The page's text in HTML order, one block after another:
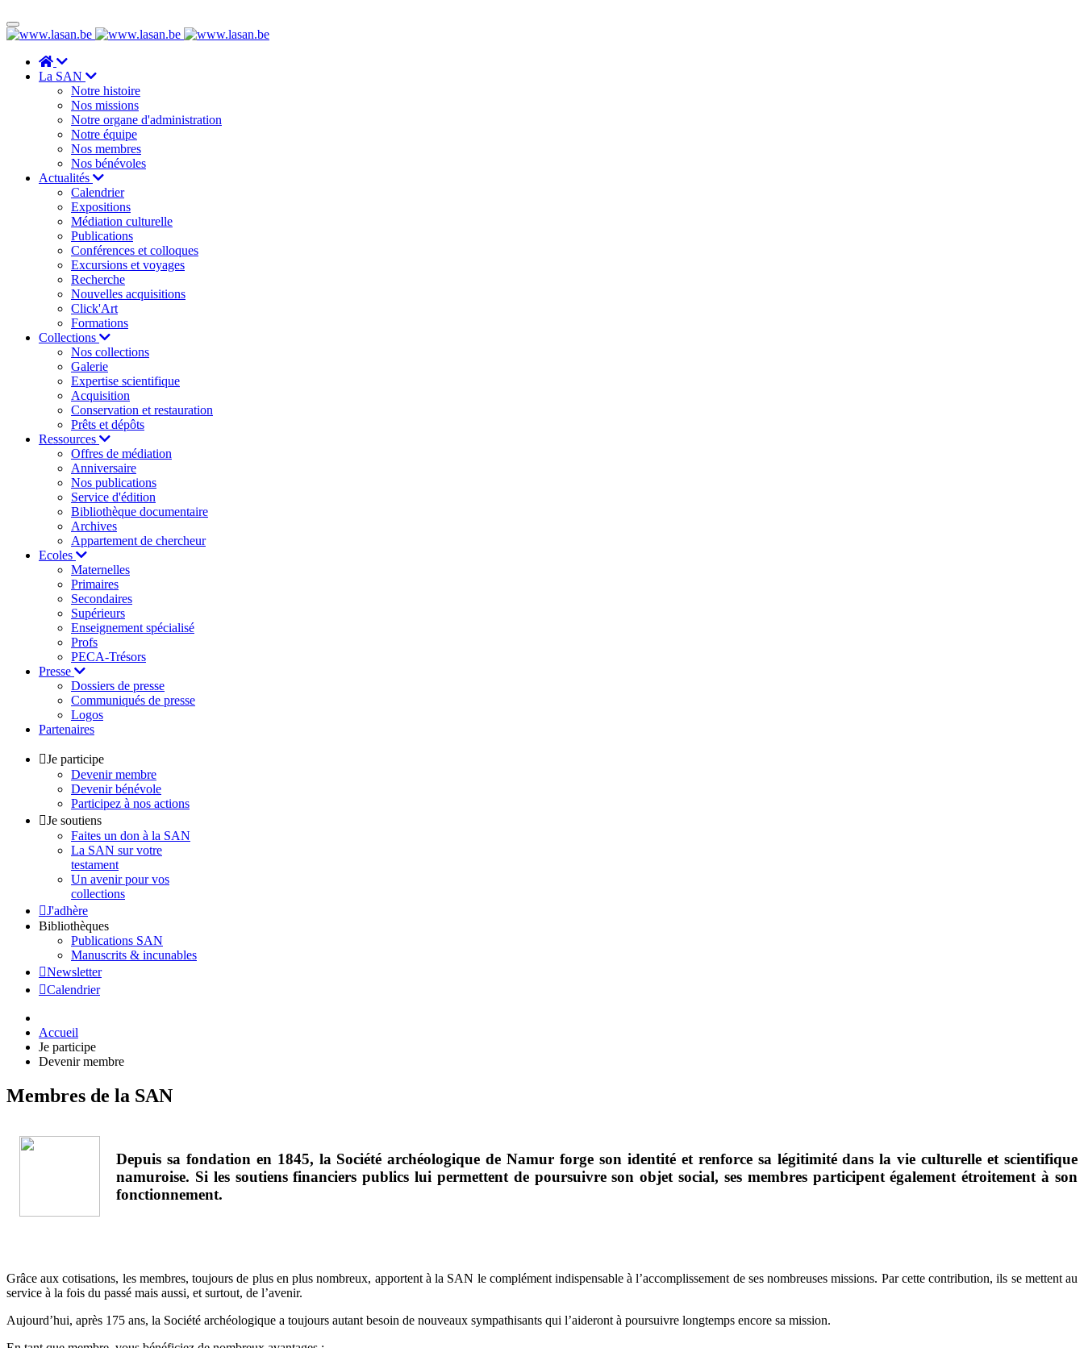
La SAN
Notre histoire
Nos missions
Notre organe d'administration
Notre équipe
Nos membres
Nos bénévoles
Actualités
Calendrier
Expositions
Médiation culturelle
Publications
Conférences et colloques
Excursions et voyages
Recherche
Nouvelles acquisitions
Click'Art
Formations
Collections
Nos collections
Galerie
Expertise scientifique
Acquisition
Conservation et restauration
Prêts et dépôts
Ressources
Offres de médiation
Anniversaire
Nos publications
Service d'édition
Bibliothèque documentaire
Archives
Appartement de chercheur
Ecoles
Maternelles
Primaires
Secondaires
Supérieurs
Enseignement spécialisé
Profs
PECA-Trésors
Presse
Dossiers de presse
Communiqués de presse
Logos
Partenaires
Je participe
Devenir membre
Devenir bénévole
Participez à nos actions
Je soutiens
Faites un don à la SAN
La SAN sur votre
testament
Un avenir pour vos
collections
J'adhère
Bibliothèques
Publications SAN
Manuscrits & incunables
Newsletter
Calendrier
Accueil
Je participe
Devenir membre
Membres de la SAN
Depuis sa fondation en 1845, la Société archéologique de Namur forge son identité et renforce sa légitimité dans la vie culturelle et scientifique
namuroise. Si les soutiens financiers publics lui permettent de poursuivre son objet social, ses membres participent également étroitement à son
fonctionnement.
Grâce aux cotisations, les membres, toujours de plus en plus nombreux, apportent à la SAN le complément indispensable à l’accomplissement de ses nombreuses missions. Par cette contribution, ils se mettent au
service à la fois du passé mais aussi, et surtout, de l’avenir.
Aujourd’hui, après 175 ans, la Société archéologique a toujours autant besoin de nouveaux sympathisants qui l’aideront à poursuivre longtemps encore sa mission.